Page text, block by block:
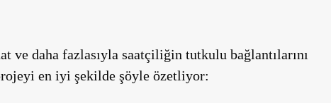
ve daha fazlasıyla saatçiliğin tutkulu bağlantılarını
en iyi şekilde şöyle özetliyor: